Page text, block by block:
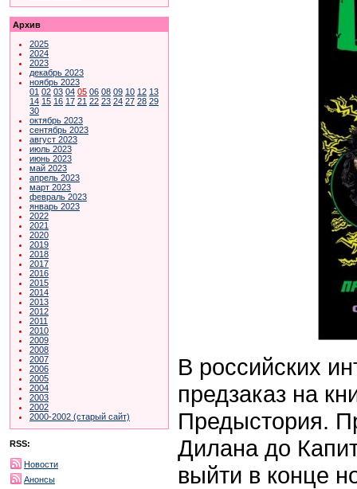
Архив
2025
2024
2023
декабрь 2023
ноябрь 2023
01 02 03 04 05 06 08 09 10 12 13
14 15 16 17 21 22 23 24 27 28 29
30
октябрь 2023
сентябрь 2023
август 2023
июль 2023
июнь 2023
май 2023
апрель 2023
март 2023
февраль 2023
январь 2023
2022
2021
2020
2019
2018
2017
2016
2015
2014
2013
2012
2011
2010
2009
2008
2007
2006
2005
2004
2003
2002
2000-2002 (старый сайт)
RSS:
Новости
Анонсы
В российских
предзаказ на
Предыстория.
Дилана до
выйти в конце